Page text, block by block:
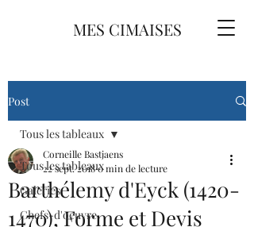
MES CIMAISES
Post
Tous les tableaux
Galeries
Chefs-d'oeuvre
Tous les tableaux
Barthélemy d'Eyck (1420-
1470), Forme et Devis
Corneille Bastjaens
22 sept. 20180 min de lecture